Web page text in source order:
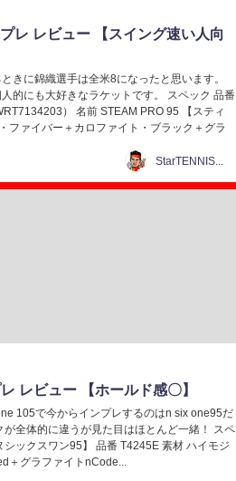
レ レビュー 【スイング速い人向
きに錦織選手は全米8になったと思います。
的にも大好きなラケットです。 スペック 品番
） 名前 STEAM PRO 95 【スティ
ファイバー＋カロファイト・ブラック＋グラ
StarTENNIS@テニス研究所
レビュー 【ホールド感〇】
105で今からインプレするのはn six one95だ
全体的に違うが見た目はほとんど一緒！ スペ
シックスワン95】 品番 T4245E 素材 ハイモジ
＋グラファイトnCode...